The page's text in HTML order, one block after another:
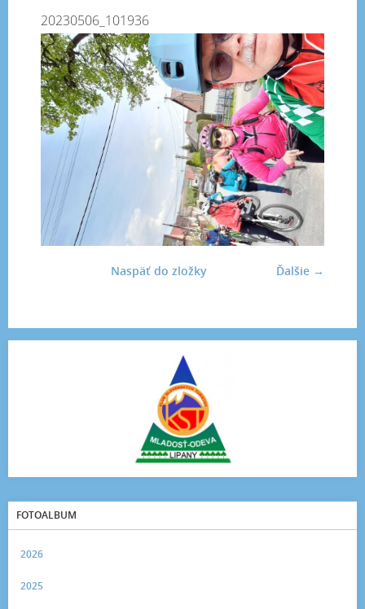
20230506_101936
Ďalšie →
Naspäť do zložky
FOTOALBUM
2026
2025